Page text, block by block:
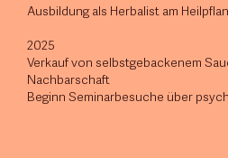
Ausbildung als Herbalist am
2025
Verkauf von selbstgebackenem
Nachbarschaft
Beginn Seminarbesuche über